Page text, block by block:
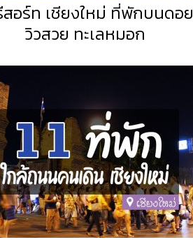
สอร์ท เชียงใหม่ ที่พักบนดอย
วิวสวย ทะเลหมอก